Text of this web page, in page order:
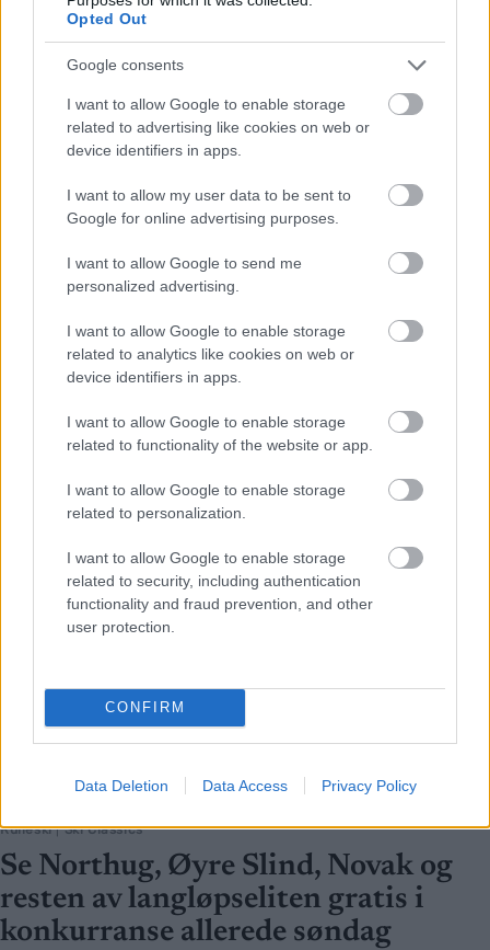
Opted Out
Google consents
I want to allow Google to enable storage
related to advertising like cookies on web or
device identifiers in apps.
I want to allow my user data to be sent to
Google for online advertising purposes.
I want to allow Google to send me
personalized advertising.
I want to allow Google to enable storage
related to analytics like cookies on web or
device identifiers in apps.
I want to allow Google to enable storage
related to functionality of the website or app.
I want to allow Google to enable storage
related to personalization.
I want to allow Google to enable storage
related to security, including authentication
functionality and fraud prevention, and other
user protection.
CONFIRM
Data Deletion Data Access Privacy Policy
Ski Classics
Ny merittert skiløper går over til
langløp
Den doble juniorverdensmesteren Eirik Sverdrup Augdal skal satse
langløp kommende sesong og blir en del av Ski Classics. Nå er det
Rulleski|Ski Classics
Se Northug, Øyre Slind, Novak og
resten av langløpseliten gratis i
konkurranse allerede søndag